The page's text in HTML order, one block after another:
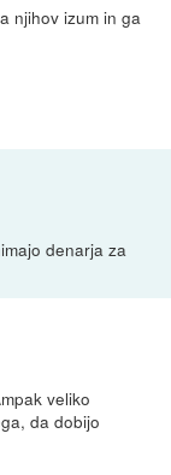
njihov izum in ga
denarja za
veliko
da dobijo